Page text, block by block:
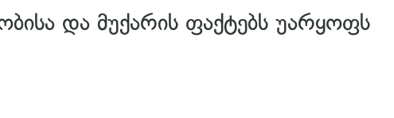
და მუქარის ფაქტებს უარყოფს